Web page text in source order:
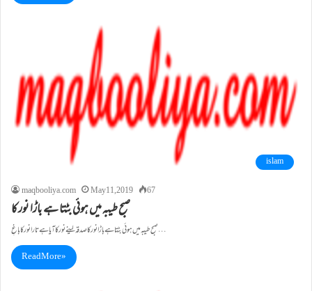
islam
maqbooliya.com
May 11, 2019 67
صبح طیبہ میں ہوئی بٹتا ہے باڑا نور کا
صبح طیبہ میں ہوئی بٹتا ہے باڑا نور کا صدقہ لینے نور کا آیا ہے تارا نور کا باغِ…
Read More »